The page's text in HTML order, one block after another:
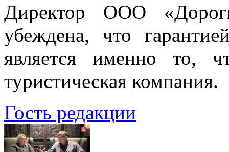
Директор ООО
убеждена, что
является именно то,
туристическая компания.
Гость редакции